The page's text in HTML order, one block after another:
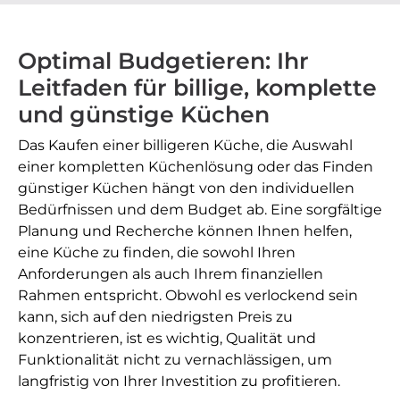
Optimal Budgetieren: Ihr
Leitfaden für billige, komplette
und günstige Küchen
Das Kaufen einer billigeren Küche, die Auswahl
einer kompletten Küchenlösung oder das Finden
günstiger Küchen hängt von den individuellen
Bedürfnissen und dem Budget ab. Eine sorgfältige
Planung und Recherche können Ihnen helfen,
eine Küche zu finden, die sowohl Ihren
Anforderungen als auch Ihrem finanziellen
Rahmen entspricht. Obwohl es verlockend sein
kann, sich auf den niedrigsten Preis zu
konzentrieren, ist es wichtig, Qualität und
Funktionalität nicht zu vernachlässigen, um
langfristig von Ihrer Investition zu profitieren.